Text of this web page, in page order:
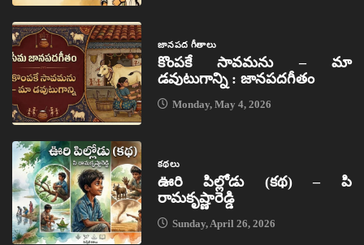
జానపద గీతాలు
కొంపకే సావమను – మా
డవుటుగాన్ని : జానపదగీతం
Monday, May 4, 2026
కథలు
ఊరి పిల్లోడు (కథ) – పి
రామకృష్ణారెడ్డి
Sunday, April 26, 2026